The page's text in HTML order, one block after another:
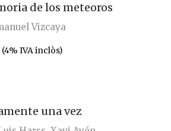
de los meteoros
Vizcaya
(4% IVA inclòs)
una vez